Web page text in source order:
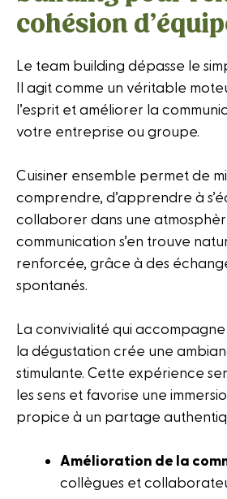
cohésion
Le team building dépasse le
Il agit comme un véritable
l’esprit et améliorer la
votre entreprise ou groupe.
Cuisiner ensemble permet de
comprendre, d’apprendre à
collaborer dans une
communication s’en trouve
renforcée, grâce à des
spontanés.
La convivialité qui
la dégustation crée une
stimulante. Cette expérience
les sens et favorise une
propice à un partage
Amélioration de la
collègues et